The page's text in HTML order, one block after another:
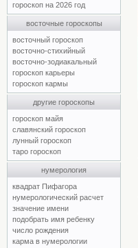
гороскоп на 2026 год
восточные гороскопы
восточный гороскоп
восточно-стихийный
восточно-зодиакальный
гороскоп карьеры
гороскоп кармы
другие гороскопы
гороскоп майя
славянский гороскоп
лунный гороскоп
таро гороскоп
нумерология
квадрат Пифагора
нумерологический расчет
значение имени
подобрать имя ребенку
число рождения
карма в нумерологии